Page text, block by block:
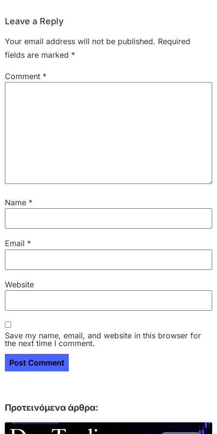
Leave a Reply
Your email address will not be published. Required
fields are marked *
Comment *
Name *
Email *
Website
Save my name, email, and website in this browser for
the next time I comment.
Προτεινόμενα άρθρα: